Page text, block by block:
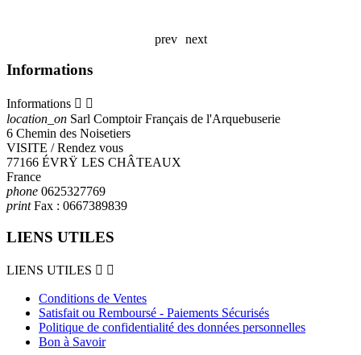
prev
next
Informations
Informations  
location_on Sarl Comptoir Français de l'Arquebuserie
6 Chemin des Noisetiers
VISITE / Rendez vous
77166 ÉVRŸ LES CHÂTEAUX
France
phone 0625327769
printFax : 0667389839
LIENS UTILES
LIENS UTILES  
Conditions de Ventes
Satisfait ou Remboursé - Paiements Sécurisés
Politique de confidentialité des données personnelles
Bon à Savoir